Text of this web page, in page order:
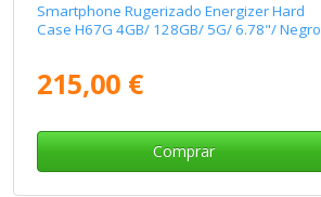
Smartphone Rugerizado Energizer Hard
Case H67G 4GB/ 128GB/ 5G/ 6.78"/ Negro
215,00 €
Comprar